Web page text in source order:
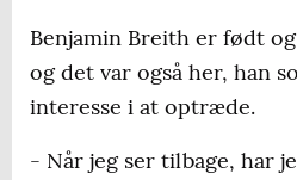
Benjamin Breith er født
og det var også her, han
interesse i at optræde.
- Når jeg ser tilbage, har